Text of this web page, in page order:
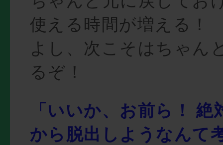
使える時間が増える！
よし、次こそはちゃん
るぞ！
「いいか、お前ら！
から脱出しようなんて